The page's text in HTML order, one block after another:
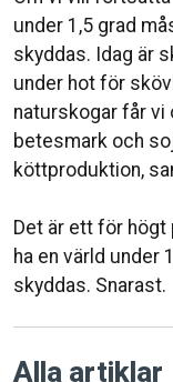
under 1,5 grad
skyddas. Idag är
under hot för
naturskogar får vi
betesmark och
köttproduktion,
Det är ett för högt
ha en värld under
skyddas. Snarast.
Alla artiklar